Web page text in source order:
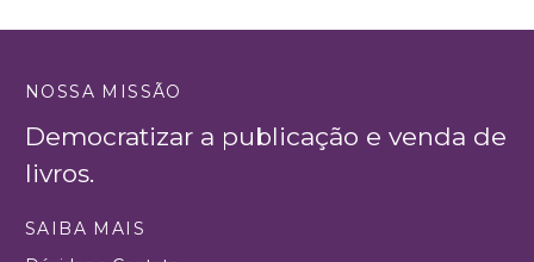
NOSSA MISSÃO
Democratizar a publicação e venda de
livros.
SAIBA MAIS